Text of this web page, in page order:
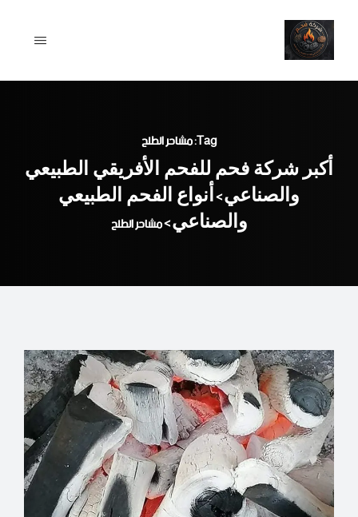
content
Tag: مشاحر الطلح
أكبر شركة فحم للفحم الأفريقي الطبيعي
والصناعي>أنواع الفحم الطبيعي
والصناعي>مشاحر الطلح